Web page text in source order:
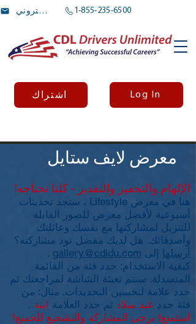
بريد الالكتروني 1-855-235-6500
اشتراك Log In
معرض لايف ستايل
الإلهام والتحفيز والتقدير - كلنا نحتاجه!
هنا في معرض Lifestyle ، ستجد تحديثات
أسبوعية لأفضل معرض للصور القابلة
للتنزيل لمشاركتها مع نفسك وعائلتك
وأصدقائك. هل لديك مفضل تود مشاركته؟
أرسلها إلى gallery@cdldu.com
.
كيفية الاستخدام: حدد فئة من القائمة
المنسدلة. ستتم تعبئة الشاشة لمراجعتك ثم
حدد علامة لتحسين التحديدات. مثال: من
فئة حدد عيد ميلاد ثم حدد العلامة ابنة .
استمتع! يرجى المشاركة والتشجيع للجميع!